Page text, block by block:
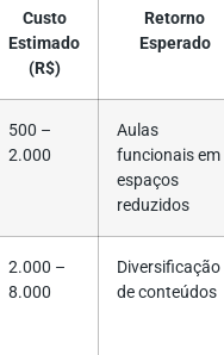
Custo
Estimado
(R$)
Retorno
Esperado
500 –
2.000
Aulas
funcionais em
espaços
reduzidos
2.000 –
8.000
Diversificação
de conteúdos